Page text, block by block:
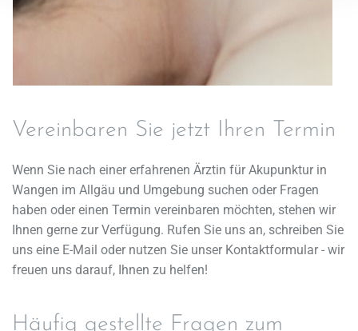
Vereinbaren Sie jetzt Ihren Termin
Wenn Sie nach einer erfahrenen Ärztin für Akupunktur in
Wangen im Allgäu und Umgebung suchen oder Fragen
haben oder einen Termin vereinbaren möchten, stehen wir
Ihnen gerne zur Verfügung. Rufen Sie uns an, schreiben Sie
uns eine E-Mail oder nutzen Sie unser Kontaktformular - wir
freuen uns darauf, Ihnen zu helfen!
Häufig gestellte Fragen zum